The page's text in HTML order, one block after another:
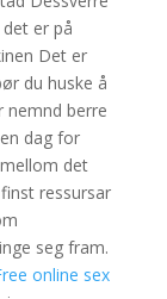
er på
Det er
du huske å
nemnd berre
dag for
det
ressursar
seg fram.
online sex